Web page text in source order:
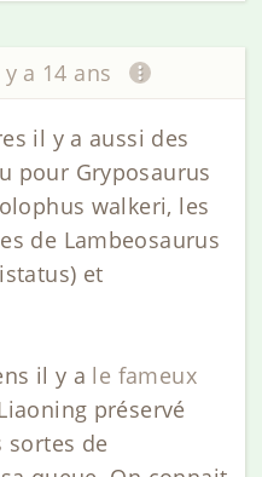
a 14 ans
il y a aussi des
pour Gryposaurus
walkeri, les
de Lambeosaurus
et
il y a le fameux
préservé
sortes de